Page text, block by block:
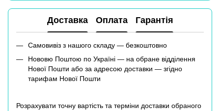
Доставка Оплата Гарантія
Самовивіз з нашого складу — безкоштовно
Нововю Поштою по Україні — на обране відділення
Нової Пошти або за адресою доставки — згідно
тарифам Нової Пошти
Розрахувати точну вартість та терміни доставки обраного